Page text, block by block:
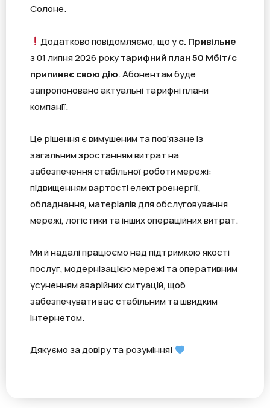
Солоне.
Додатково повідомляємо, що ус. Привільне
з 01 липня 2026 рокутарифний план 50 Мбіт/с
припиняє свою дію. Абонентам буде
запропоновано актуальні тарифні плани
компанії.
Це рішення є вимушеним та пов’язане із
загальним зростанням витрат на
забезпечення стабільної роботи мережі:
підвищенням вартості електроенергії,
обладнання, матеріалів для обслуговування
мережі, логістики та інших операційних витрат.
Ми й надалі працюємо над підтримкою якості
послуг, модернізацією мережі та оперативним
усуненням аварійних ситуацій, щоб
забезпечувати вас стабільним та швидким
інтернетом.
Дякуємо за довіру та розуміння!